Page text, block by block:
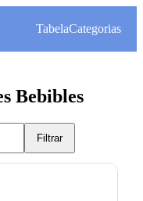
TabelaCategorias
Bebibles
Filtrar